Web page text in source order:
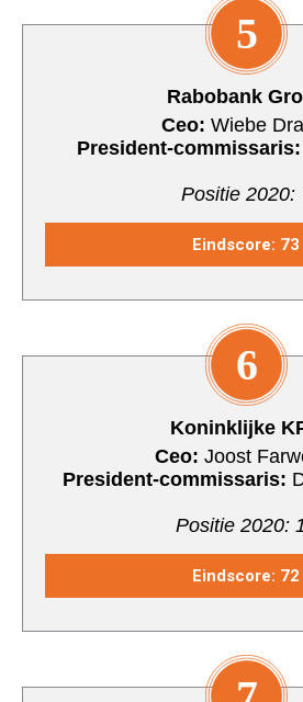
5
Rabobank
Ceo: Wiebe
President-commissaris:
Positie 2020:
Eindscore: 73
6
Koninklijke
Ceo: Joost
President-commissaris:
Positie 2020:
Eindscore: 72